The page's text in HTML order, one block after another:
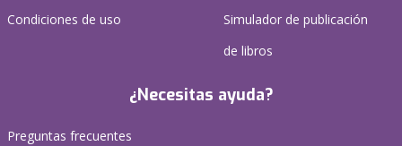
Condiciones de uso
Simulador de publicación
de libros
¿Necesitas ayuda?
Preguntas frecuentes